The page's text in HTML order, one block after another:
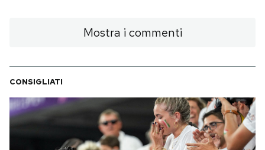
Mostra i commenti
CONSIGLIATI